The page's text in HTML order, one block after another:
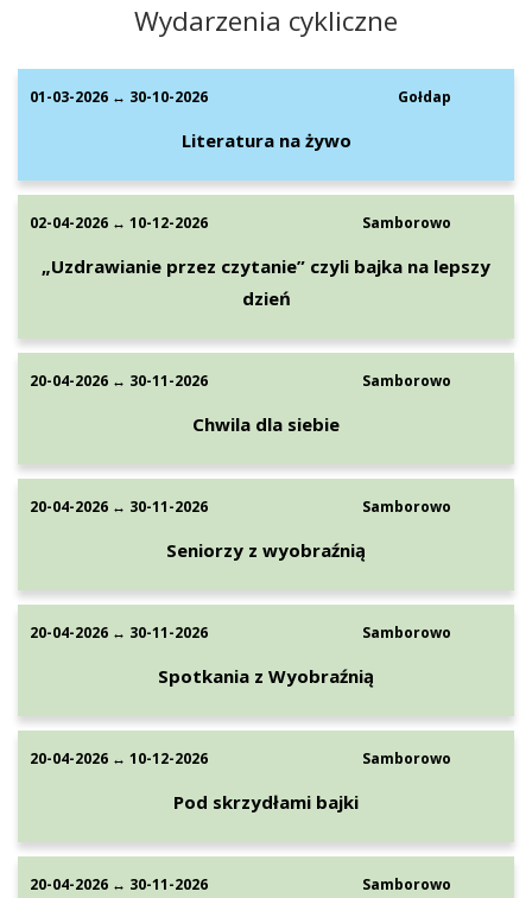
Wydarzenia cykliczne
01-03-2026 ↔ 30-10-2026 Gołdap
Literatura na żywo
02-04-2026 ↔ 10-12-2026 Samborowo
„Uzdrawianie przez czytanie” czyli bajka na lepszy
dzień
20-04-2026 ↔ 30-11-2026 Samborowo
Chwila dla siebie
20-04-2026 ↔ 30-11-2026 Samborowo
Seniorzy z wyobraźnią
20-04-2026 ↔ 30-11-2026 Samborowo
Spotkania z Wyobraźnią
20-04-2026 ↔ 10-12-2026 Samborowo
Pod skrzydłami bajki
20-04-2026 ↔ 30-11-2026 Samborowo